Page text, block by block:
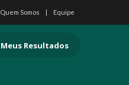
Quem Somos Equipe
Meus Resultados